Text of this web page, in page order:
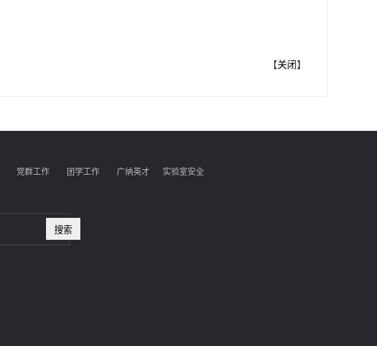
【关闭 】
党群工作 团学工作 广纳英才 实验室安全